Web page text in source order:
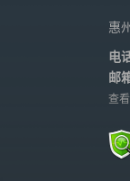
惠
电
邮
查